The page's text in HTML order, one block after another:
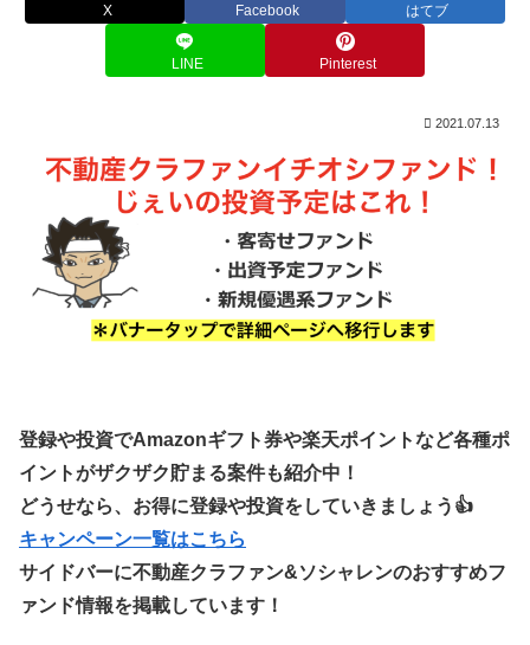
X Facebook はてブ
LINE Pinterest
2021.07.13
登録や投資でAmazonギフト券や楽天ポイントなど各種ポ
イントがザクザク貯まる案件も紹介中！
どうせなら、お得に登録や投資をしていきましょう👍
キャンペーン一覧はこちら
サイドバーに不動産クラファン&ソシャレンのおすすめフ
ァンド情報を掲載しています！